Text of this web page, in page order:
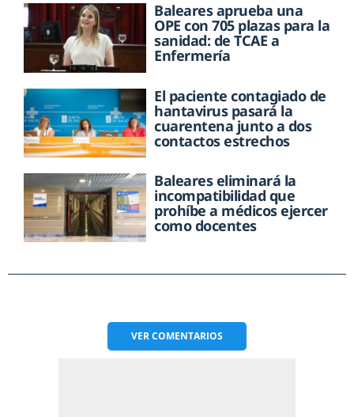
Baleares aprueba una
OPE con 705 plazas para la
sanidad: de TCAE a
Enfermería
El paciente contagiado de
hantavirus pasará la
cuarentena junto a dos
contactos estrechos
Baleares eliminará la
incompatibilidad que
prohíbe a médicos ejercer
como docentes
VERCOMENTARIOS